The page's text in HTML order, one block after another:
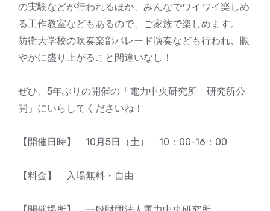
の実験などが行われるほか、みんなでワイワイ楽しめ
る工作教室などもあるので、ご家族で楽しめます。
防衛大学校の吹奏楽部パレード演奏なども行われ、賑
やかに盛り上がること間違いなし！
ぜひ、5年ぶりの開催の「電力中央研究所 研究所公
開」にいらしてくださいね！
【開催日時】 10月5日（土） 10：00-16：00
【料金】 入場無料・自由